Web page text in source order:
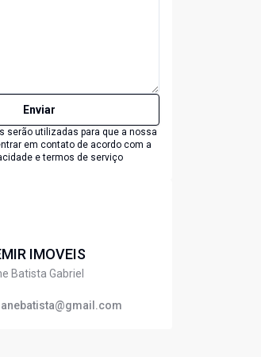
Enviar
serão utilizadas para que a nossa
em contato de acordo com a
e termos de serviço
IMOVEIS
Batista Gabriel